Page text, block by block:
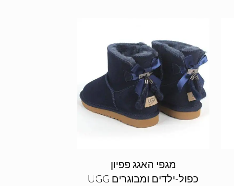
מגפי האגג פפיון
כפול-ילדים ומבוגרים UGG